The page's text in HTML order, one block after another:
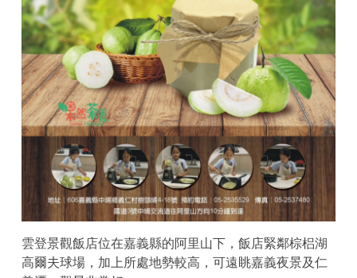
雲登景觀飯店位在嘉義縣的阿里山下，飯店緊鄰棕梠湖
高爾夫球場，加上所處地勢較高，可遠眺嘉義夜景及仁